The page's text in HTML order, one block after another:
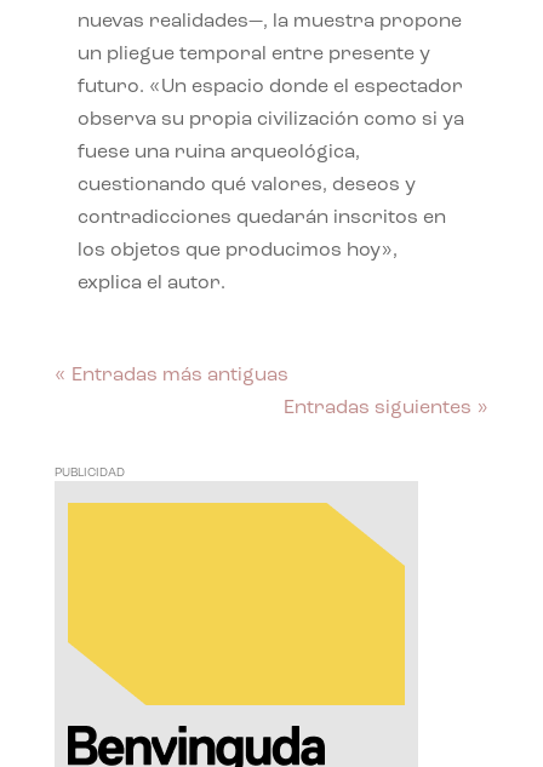
nuevas realidades—, la muestra propone
un pliegue temporal entre presente y
futuro. «Un espacio donde el espectador
observa su propia civilización como si ya
fuese una ruina arqueológica,
cuestionando qué valores, deseos y
contradicciones quedarán inscritos en
los objetos que producimos hoy»,
explica el autor.
« Entradas más antiguas
Entradas siguientes »
PUBLICIDAD